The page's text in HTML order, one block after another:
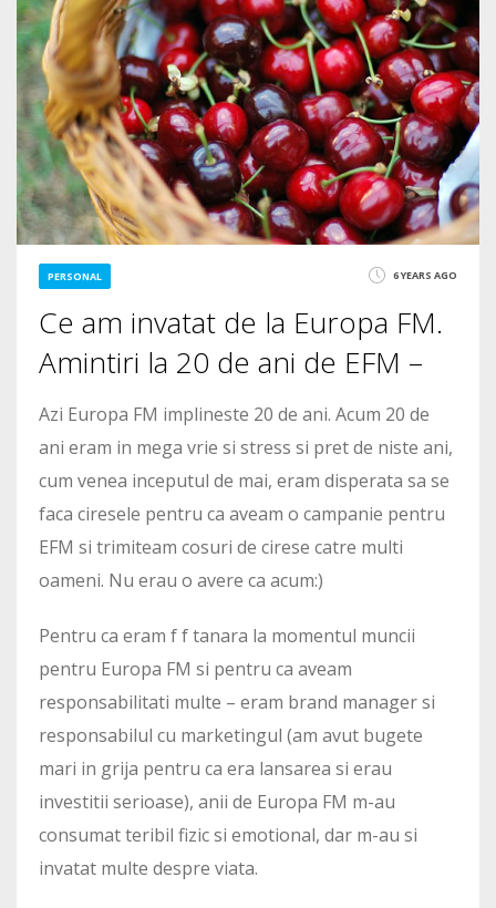
5225
PERSONAL 6 YEARS AGO
Ce am invatat de la Europa FM.
Amintiri la 20 de ani de EFM –
Azi Europa FM implineste 20 de ani. Acum 20 de
ani eram in mega vrie si stress si pret de niste ani,
cum venea inceputul de mai, eram disperata sa se
faca ciresele pentru ca aveam o campanie pentru
EFM si trimiteam cosuri de cirese catre multi
oameni. Nu erau o avere ca acum:)
Pentru ca eram f f tanara la momentul muncii
pentru Europa FM si pentru ca aveam
responsabilitati multe – eram brand manager si
responsabilul cu marketingul (am avut bugete
mari in grija pentru ca era lansarea si erau
investitii serioase), anii de Europa FM m-au
consumat teribil fizic si emotional, dar m-au si
invatat multe despre viata.